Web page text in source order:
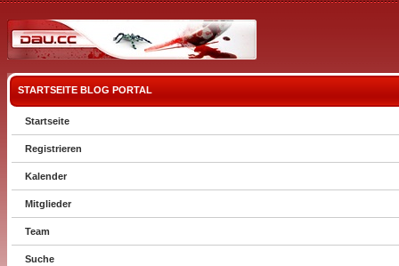
STARTSEITE BLOG PORTAL
Startseite
Registrieren
Kalender
Mitglieder
Team
Suche